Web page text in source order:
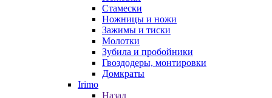
Стамески
Ножницы и ножи
Зажимы и тиски
Молотки
Зубила и пробойники
Гвоздодеры, монтировки
Домкраты
Irimo
Назад